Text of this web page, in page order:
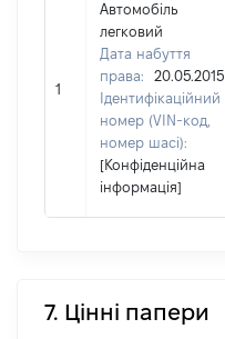
1
Автомобіль
легковий
Дата набуття
права:
20.05.2015
Ідентифікаційний
номер (VIN-код,
номер шасі):
[Конфіденційна
інформація]
7. Цінні папери